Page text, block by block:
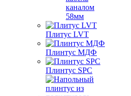
каналом
58мм
Плитус LVT
Плинтус МДФ
Плинтус SPC